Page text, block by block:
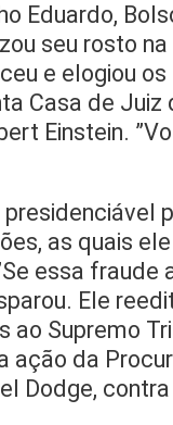
Eduardo,
seu rosto
e elogiou
Casa de Juiz
Einstein.
presidenciável
as quais
essa fraude
Ele
ao Supremo
ação da
Dodge,